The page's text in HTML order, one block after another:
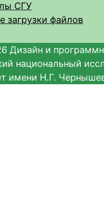
СГУ
загрузки файлов
Дизайн и
национальный
имени Н.Г.